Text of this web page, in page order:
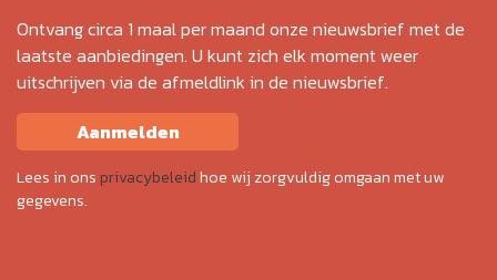
Ontvang circa 1 maal per maand onze nieuwsbrief met de
laatste aanbiedingen. U kunt zich elk moment weer
uitschrijven via de afmeldlink in de nieuwsbrief.
Aanmelden
Lees in onsprivacybeleidhoe wij zorgvuldig omgaan met uw
gegevens.